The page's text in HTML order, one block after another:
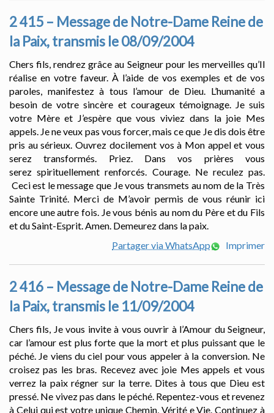
2 415 – Message de Notre-Dame Reine de
la Paix, transmis le 08/09/2004
Chers fils, rendrez grâce au Seigneur pour les merveilles qu’Il
réalise en votre faveur. À l’aide de vos exemples et de vos
paroles, manifestez à tous l’amour de Dieu. L’humanité a
besoin de votre sincère et courageux témoignage. Je suis
votre Mère et J’espère que vous viviez dans la joie Mes
appels. Je ne veux pas vous forcer, mais ce que Je dis dois être
pris au sérieux. Ouvrez docilement vos à Mon appel et vous
serez transformés. Priez. Dans vos prières vous
serez spirituellement renforcés. Courage. Ne reculez pas.
Ceci est le message que Je vous transmets au nom de la Très
Sainte Trinité. Merci de M’avoir permis de vous réunir ici
encore une autre fois. Je vous bénis au nom du Père et du Fils
et du Saint-Esprit. Amen. Demeurez dans la paix.
Partager via WhatsApp
Imprimer
2 416 – Message de Notre-Dame Reine de
la Paix, transmis le 11/09/2004
Chers fils, Je vous invite à vous ouvrir à l’Amour du Seigneur,
car l’amour est plus forte que la mort et plus puissant que le
péché. Je viens du ciel pour vous appeler à la conversion. Ne
croisez pas les bras. Recevez avec joie Mes appels et vous
verrez la paix régner sur la terre. Dites à tous que Dieu est
pressé. Ne vivez pas dans le péché. Repentez-vous et revenez
à Celui qui est votre unique Chemin, Vérité e Vie. Continuez à